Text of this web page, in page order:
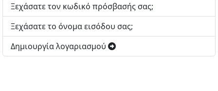
Ξεχάσατε τον κωδικό πρόσβασής σας;
Ξεχάσατε το όνομα εισόδου σας;
Δημιουργία λογαριασμού